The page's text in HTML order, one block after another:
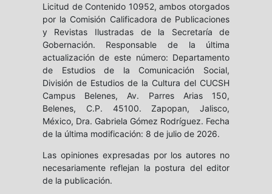
Licitud de Contenido 10952, ambos otorgados
por la Comisión Calificadora de Publicaciones
y Revistas Ilustradas de la Secretaría de
Gobernación. Responsable de la última
actualización de este número: Departamento
de Estudios de la Comunicación Social,
División de Estudios de la Cultura del CUCSH
Campus Belenes, Av. Parres Arias 150,
Belenes, C.P. 45100. Zapopan, Jalisco,
México, Dra. Gabriela Gómez Rodríguez. Fecha
de la última modificación: 8 de julio de 2026.
Las opiniones expresadas por los autores no
necesariamente reflejan la postura del editor
de la publicación.